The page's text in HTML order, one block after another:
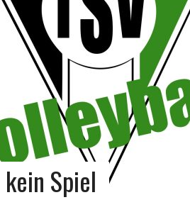
Spiel